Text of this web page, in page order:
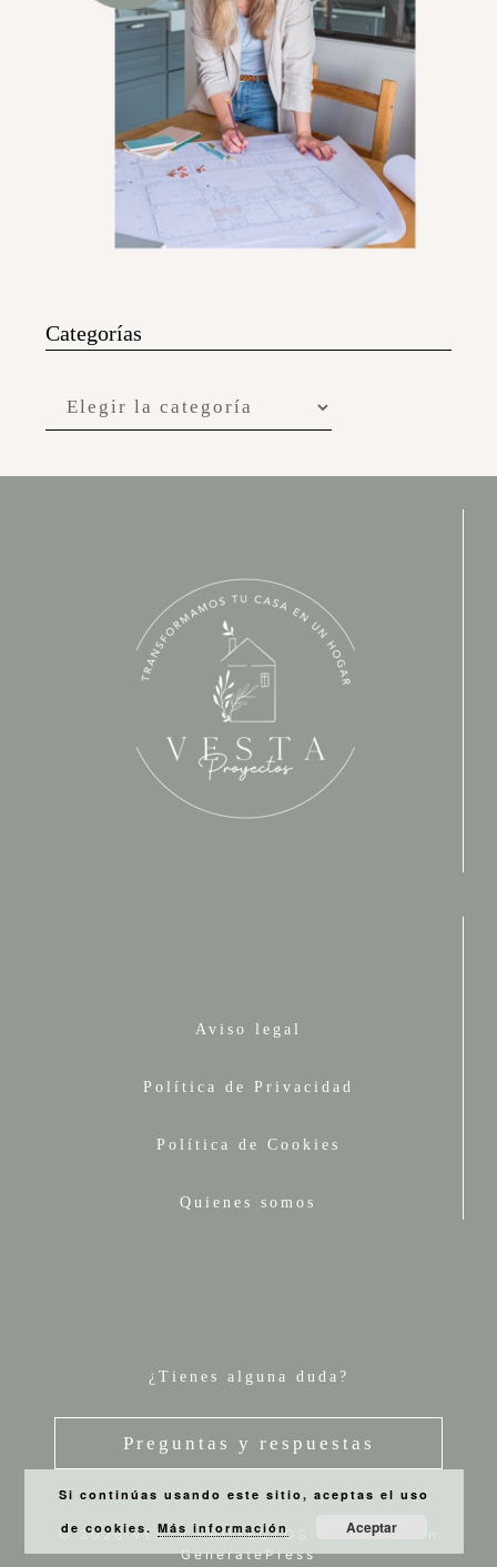
Categorías
Aviso legal
Política de Privacidad
Política de Cookies
Quienes somos
¿Tienes alguna duda?
Preguntas y respuestas
© 2026 VESTA PROYECTOS
• Creado con
GeneratePress
Si continúas usando este sitio, aceptas el uso
de cookies.Más información Aceptar